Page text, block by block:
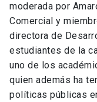
moderada por
Comercial y
directora de
estudiantes de la
uno de los
quien además ha
políticas públicas